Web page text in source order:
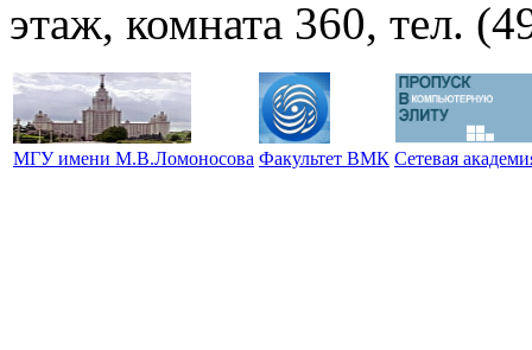
этаж, комната 360, тел.
МГУ имени М.В.Ломоносова Факультет ВМК Сетевая